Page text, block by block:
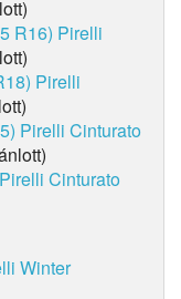
R16) Pirelli
Pirelli
Pirelli Cinturato
Pirelli Cinturato
Winter